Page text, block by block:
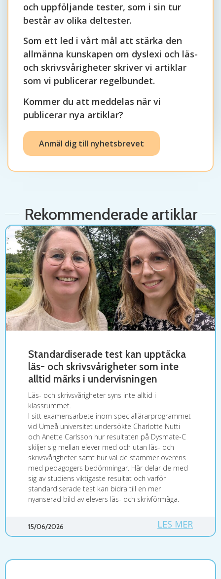
och uppföljande tester, som i sin tur
består av olika deltester.
Som ett led i vårt mål att stärka den
allmänna kunskapen om dyslexi och läs-
och skrivsvårigheter skriver vi artiklar
som vi publicerar regelbundet.
Kommer du att meddelas när vi
publicerar nya artiklar?
Anmäl dig till nyhetsbrevet
Rekommenderade artiklar
Standardiserade test kan upptäcka
läs- och skrivsvårigheter som inte
alltid märks i undervisningen
Läs- och skrivsvårigheter syns inte alltid i
klassrummet.
I sitt examensarbete inom speciallärarprogrammet
vid Umeå universitet undersökte Charlotte Nutti
och Anette Carlsson hur resultaten på Dysmate-C
skiljer sig mellan elever med och utan läs- och
skrivsvårigheter samt hur väl de stämmer överens
med pedagogers bedömningar. Här delar de med
sig av studiens viktigaste resultat och varför
standardiserade test kan bidra till en mer
nyanserad bild av elevers läs- och skrivförmåga.
LES MER
15/06/2026